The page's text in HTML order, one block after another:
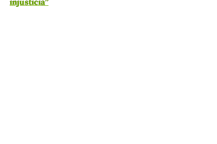
injusticia”